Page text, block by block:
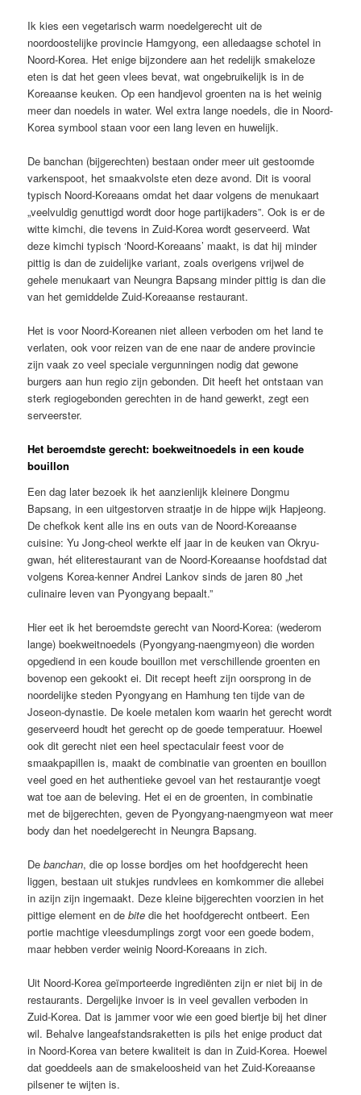
Ik kies een vegetarisch warm noedelgerecht uit de
noordoostelijke provincie Hamgyong, een alledaagse schotel in
Noord-Korea. Het enige bijzondere aan het redelijk smakeloze
eten is dat het geen vlees bevat, wat ongebruikelijk is in de
Koreaanse keuken. Op een handjevol groenten na is het weinig
meer dan noedels in water. Wel extra lange noedels, die in Noord-
Korea symbool staan voor een lang leven en huwelijk.
De banchan (bijgerechten) bestaan onder meer uit gestoomde
varkenspoot, het smaakvolste eten deze avond. Dit is vooral
typisch Noord-Koreaans omdat het daar volgens de menukaart
„veelvuldig genuttigd wordt door hoge partijkaders”. Ook is er de
witte kimchi, die tevens in Zuid-Korea wordt geserveerd. Wat
deze kimchi typisch ‘Noord-Koreaans’ maakt, is dat hij minder
pittig is dan de zuidelijke variant, zoals overigens vrijwel de
gehele menukaart van Neungra Bapsang minder pittig is dan die
van het gemiddelde Zuid-Koreaanse restaurant.
Het is voor Noord-Koreanen niet alleen verboden om het land te
verlaten, ook voor reizen van de ene naar de andere provincie
zijn vaak zo veel speciale vergunningen nodig dat gewone
burgers aan hun regio zijn gebonden. Dit heeft het ontstaan van
sterk regiogebonden gerechten in de hand gewerkt, zegt een
serveerster.
Het beroemdste gerecht: boekweitnoedels in een koude
bouillon
Een dag later bezoek ik het aanzienlijk kleinere Dongmu
Bapsang, in een uitgestorven straatje in de hippe wijk Hapjeong.
De chefkok kent alle ins en outs van de Noord-Koreaanse
cuisine: Yu Jong-cheol werkte elf jaar in de keuken van Okryu-
gwan, hét eliterestaurant van de Noord-Koreaanse hoofdstad dat
volgens Korea-kenner Andrei Lankov sinds de jaren 80 „het
culinaire leven van Pyongyang bepaalt.”
Hier eet ik het beroemdste gerecht van Noord-Korea: (wederom
lange) boekweitnoedels (Pyongyang-naengmyeon) die worden
opgediend in een koude bouillon met verschillende groenten en
bovenop een gekookt ei. Dit recept heeft zijn oorsprong in de
noordelijke steden Pyongyang en Hamhung ten tijde van de
Joseon-dynastie. De koele metalen kom waarin het gerecht wordt
geserveerd houdt het gerecht op de goede temperatuur. Hoewel
ook dit gerecht niet een heel spectaculair feest voor de
smaakpapillen is, maakt de combinatie van groenten en bouillon
veel goed en het authentieke gevoel van het restaurantje voegt
wat toe aan de beleving. Het ei en de groenten, in combinatie
met de bijgerechten, geven de Pyongyang-naengmyeon wat meer
body dan het noedelgerecht in Neungra Bapsang.
Debanchan, die op losse bordjes om het hoofdgerecht heen
liggen, bestaan uit stukjes rundvlees en komkommer die allebei
in azijn zijn ingemaakt. Deze kleine bijgerechten voorzien in het
pittige element en debite die het hoofdgerecht ontbeert. Een
portie machtige vleesdumplings zorgt voor een goede bodem,
maar hebben verder weinig Noord-Koreaans in zich.
Uit Noord-Korea geïmporteerde ingrediënten zijn er niet bij in de
restaurants. Dergelijke invoer is in veel gevallen verboden in
Zuid-Korea. Dat is jammer voor wie een goed biertje bij het diner
wil. Behalve langeafstandsraketten is pils het enige product dat
in Noord-Korea van betere kwaliteit is dan in Zuid-Korea. Hoewel
dat goeddeels aan de smakeloosheid van het Zuid-Koreaanse
pilsener te wijten is.